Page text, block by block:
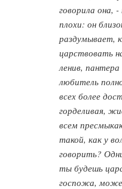
говорила она,
плохи: он
раздумывает,
царствовать
ленив,
любитель
всех более
горделивая,
всем
такой, как у
говорить?
ты будешь
госпожа,